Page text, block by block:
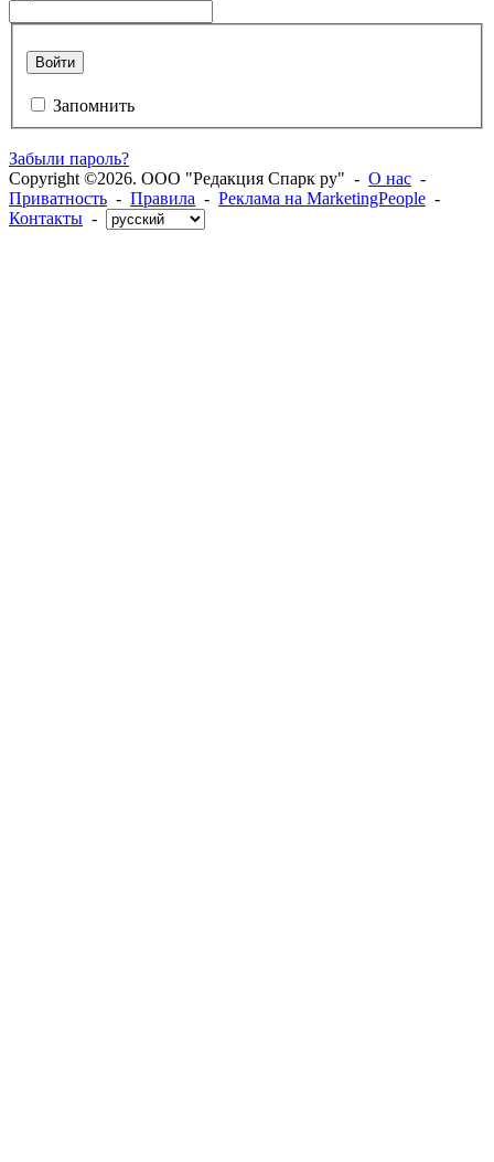
Войти
Запомнить
Забыли пароль?
Copyright ©2026. ООО "Редакция Спарк ру" - О нас -
Приватность - Правила - Реклама на MarketingPeople -
Контакты -